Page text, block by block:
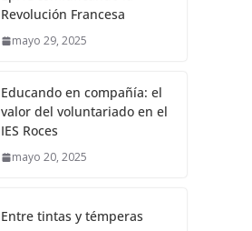
Revolución Francesa
mayo 29, 2025
Educando en compañía: el
valor del voluntariado en el
IES Roces
mayo 20, 2025
Entre tintas y témperas